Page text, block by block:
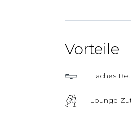
Vorteile
Flaches
Lounge-